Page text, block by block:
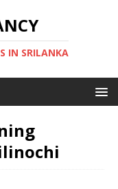
IN SRILANKA